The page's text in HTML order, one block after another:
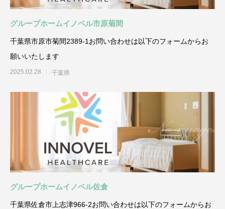
グループホームイノベル市原菊間
千葉県市原市菊間2389-1お問い合わせは以下のフォームからお
願いいたします
2025.02.28 千葉県
グループホームイノベル佐倉
千葉県佐倉市上志津966-2お問い合わせは以下のフォームからお